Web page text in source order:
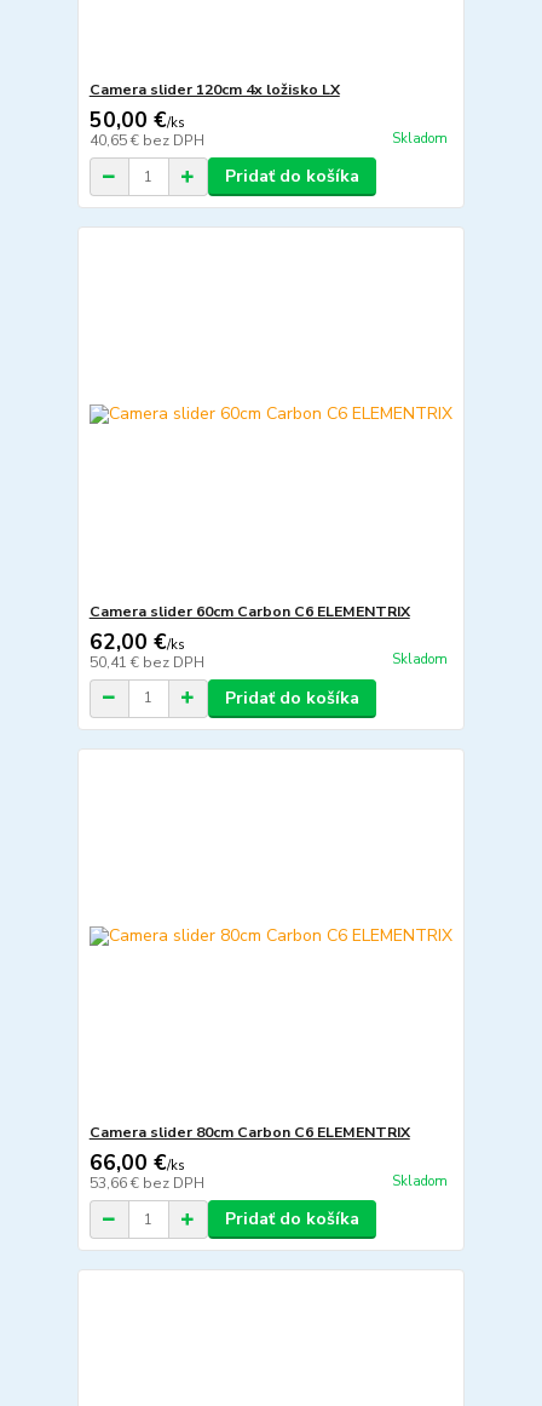
Camera slider 120cm 4x ložisko LX
50,00 €/ks
40,65 € bez DPH Skladom
Pridať do košíka
Camera slider 60cm Carbon C6 ELEMENTRIX
62,00 €/ks
50,41 € bez DPH Skladom
Pridať do košíka
Camera slider 80cm Carbon C6 ELEMENTRIX
66,00 €/ks
53,66 € bez DPH Skladom
Pridať do košíka